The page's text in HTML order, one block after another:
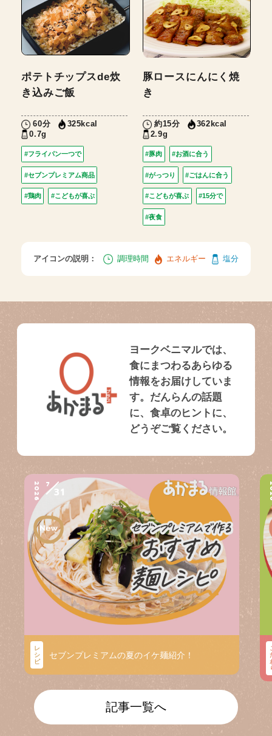
ポテトチップスde炊
き込みご飯
60分
325kcal
0.7g
#フライパン一つで
#セブンプレミアム商品
#鶏肉 #こどもが喜ぶ
豚ロースにんにく焼
き
約15分
362kcal
2.9g
#豚肉 #お酒に合う
#がっつり #ごはんに合う
#こどもが喜ぶ #15分で
#夜食
アイコンの説明： 調理時間 エネルギー 塩分
ヨークベニマルでは、
食にまつわるあらゆる
情報をお届けしていま
す。だんらんの話題
に、食卓のヒントに、
どうぞご覧ください。
2026 7
31
レ
シ
ピ
セブンプレミアムの夏のイケ麺紹介！
記事一覧へ